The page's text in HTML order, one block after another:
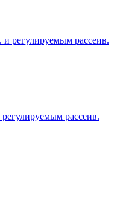
рассеив.